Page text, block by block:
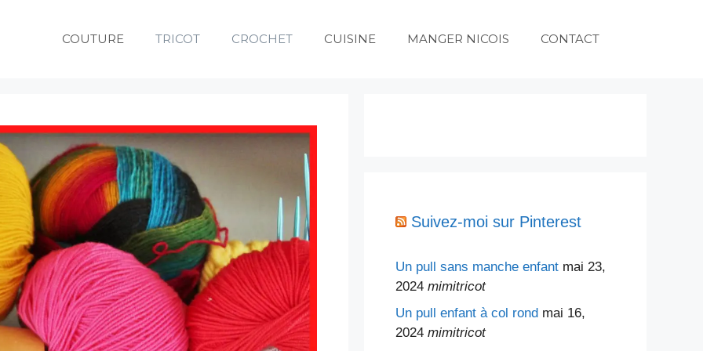
COUTURE TRICOT CROCHET CUISINE MANGER NICOIS CONTACT
Suivez-moi sur Pinterest
Un pull sans manche enfant mai 23,
2024 mimitricot
Un pull enfant à col rond mai 16,
2024 mimitricot